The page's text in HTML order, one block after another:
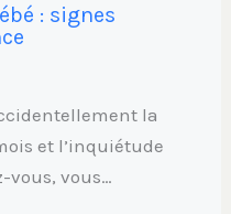
: signes
la
et l’inquiétude
vous, vous…